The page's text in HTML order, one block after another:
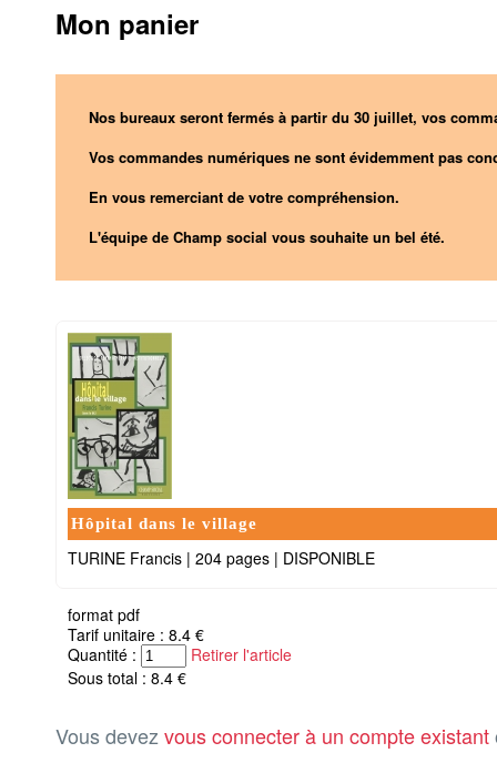
Mon panier
Nos bureaux seront fermés à partir du 30 juillet, vos
Vos commandes numériques ne sont évidemment pas
En vous remerciant de votre compréhension.
L'équipe de Champ social vous souhaite un bel été.
Hôpital dans le village
TURINE Francis | 204 pages | DISPONIBLE
format pdf
Tarif unitaire : 8.4 €
Quantité :
Retirer l'article
Sous total : 8.4 €
Vous devez vous connecter à un compte existant